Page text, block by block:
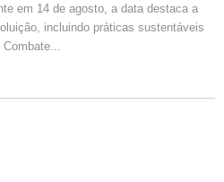
em 14 de agosto, a data destaca a
incluindo práticas sustentáveis